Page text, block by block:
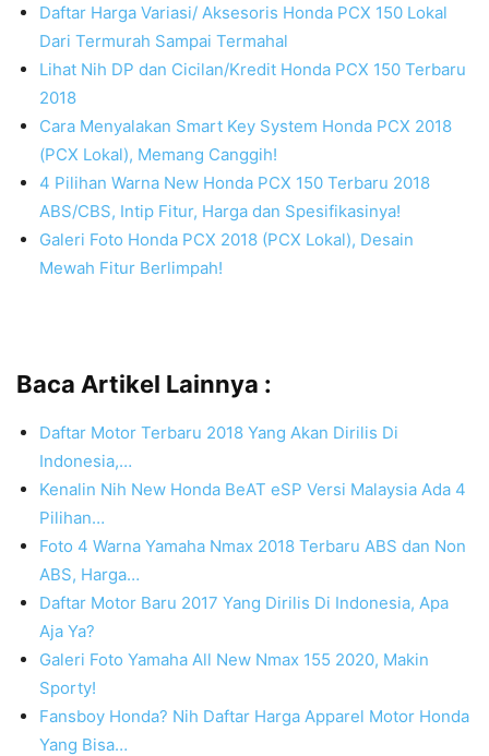
Daftar Harga Variasi/ Aksesoris Honda PCX 150 Lokal
Dari Termurah Sampai Termahal
Lihat Nih DP dan Cicilan/Kredit Honda PCX 150 Terbaru
2018
Cara Menyalakan Smart Key System Honda PCX 2018
(PCX Lokal), Memang Canggih!
4 Pilihan Warna New Honda PCX 150 Terbaru 2018
ABS/CBS, Intip Fitur, Harga dan Spesifikasinya!
Galeri Foto Honda PCX 2018 (PCX Lokal), Desain
Mewah Fitur Berlimpah!
Baca Artikel Lainnya :
Daftar Motor Terbaru 2018 Yang Akan Dirilis Di
Indonesia,…
Kenalin Nih New Honda BeAT eSP Versi Malaysia Ada 4
Pilihan…
Foto 4 Warna Yamaha Nmax 2018 Terbaru ABS dan Non
ABS, Harga…
Daftar Motor Baru 2017 Yang Dirilis Di Indonesia, Apa
Aja Ya?
Galeri Foto Yamaha All New Nmax 155 2020, Makin
Sporty!
Fansboy Honda? Nih Daftar Harga Apparel Motor Honda
Yang Bisa…